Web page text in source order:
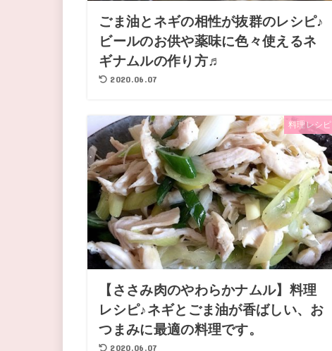
ごま油とネギの相性が抜群のレシピ♪
ビールのお供や薬味に色々使えるネ
ギナムルの作り方♬
2020.06.07
料理レシピ
【ささみ肉のやわらかナムル】料理
レシピ♪ネギとごま油が香ばしい、お
つまみに最適の料理です。
2020.06.07